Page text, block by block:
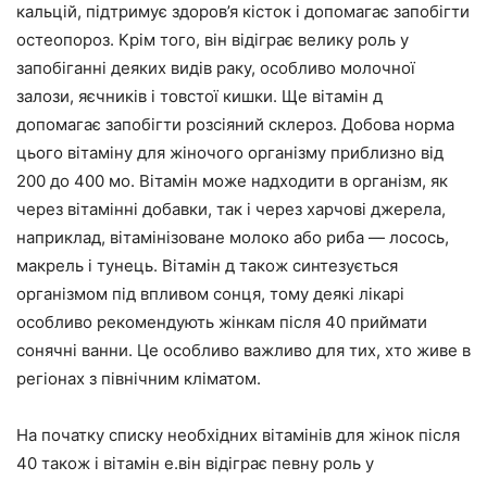
кальцій, підтримує здоров’я кісток і допомагає запобігти
остеопороз. Крім того, він відіграє велику роль у
запобіганні деяких видів раку, особливо молочної
залози, яєчників і товстої кишки. Ще вітамін д
допомагає запобігти розсіяний склероз. Добова норма
цього вітаміну для жіночого організму приблизно від
200 до 400 мо. Вітамін може надходити в організм, як
через вітамінні добавки, так і через харчові джерела,
наприклад, вітамінізоване молоко або риба — лосось,
макрель і тунець. Вітамін д також синтезується
організмом під впливом сонця, тому деякі лікарі
особливо рекомендують жінкам після 40 приймати
сонячні ванни. Це особливо важливо для тих, хто живе в
регіонах з північним кліматом.
На початку списку необхідних вітамінів для жінок після
40 також і вітамін е.він відіграє певну роль у